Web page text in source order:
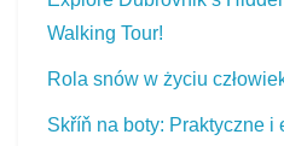
Walking Tour!
Rola snów w życiu
Skříň na boty: Praktyczne